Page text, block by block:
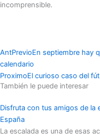
incomprensible.
AntPrevioEn septiembre hay
calendario
ProximoEl curioso caso del
También le puede interesar
Disfruta con tus amigos de la
España
La escalada es una de esas